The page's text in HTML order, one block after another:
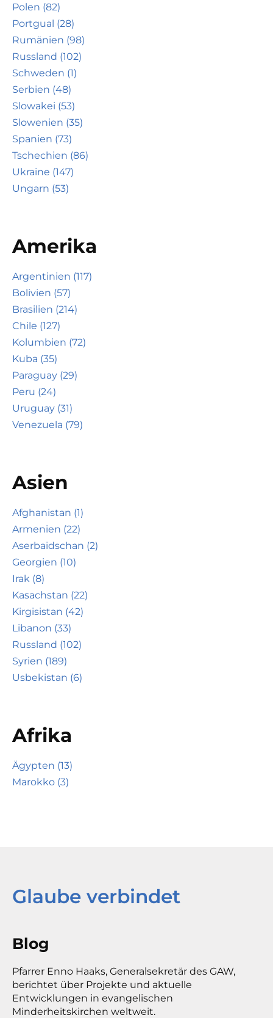
Polen (82)
Portgual (28)
Rumänien (98)
Russland (102)
Schweden (1)
Serbien (48)
Slowakei (53)
Slowenien (35)
Spanien (73)
Tschechien (86)
Ukraine (147)
Ungarn (53)
Amerika
Argentinien (117)
Bolivien (57)
Brasilien (214)
Chile (127)
Kolumbien (72)
Kuba (35)
Paraguay (29)
Peru (24)
Uruguay (31)
Venezuela (79)
Asien
Afghanistan (1)
Armenien (22)
Aserbaidschan (2)
Georgien (10)
Irak (8)
Kasachstan (22)
Kirgisistan (42)
Libanon (33)
Russland (102)
Syrien (189)
Usbekistan (6)
Afrika
Ägypten (13)
Marokko (3)
Glaube verbindet
Blog
Pfarrer Enno Haaks, Generalsekretär des GAW,
berichtet über Projekte und aktuelle
Entwicklungen in evangelischen
Minderheitskirchen weltweit.